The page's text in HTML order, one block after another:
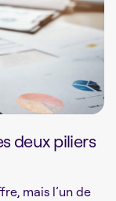
deux piliers
mais l’un de